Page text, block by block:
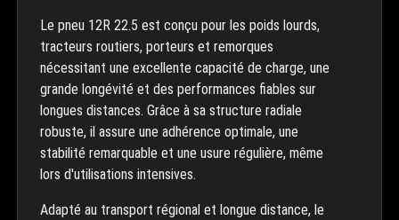
Le pneu 12R 22.5 est conçu pour les poids lourds,
tracteurs routiers, porteurs et remorques
nécessitant une excellente capacité de charge, une
grande longévité et des performances fiables sur
longues distances. Grâce à sa structure radiale
robuste, il assure une adhérence optimale, une
stabilité remarquable et une usure régulière, même
lors d'utilisations intensives.
Adapté au transport régional et longue distance, le